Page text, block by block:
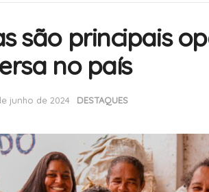
são principais
no país
junho de 2024 DESTAQUES